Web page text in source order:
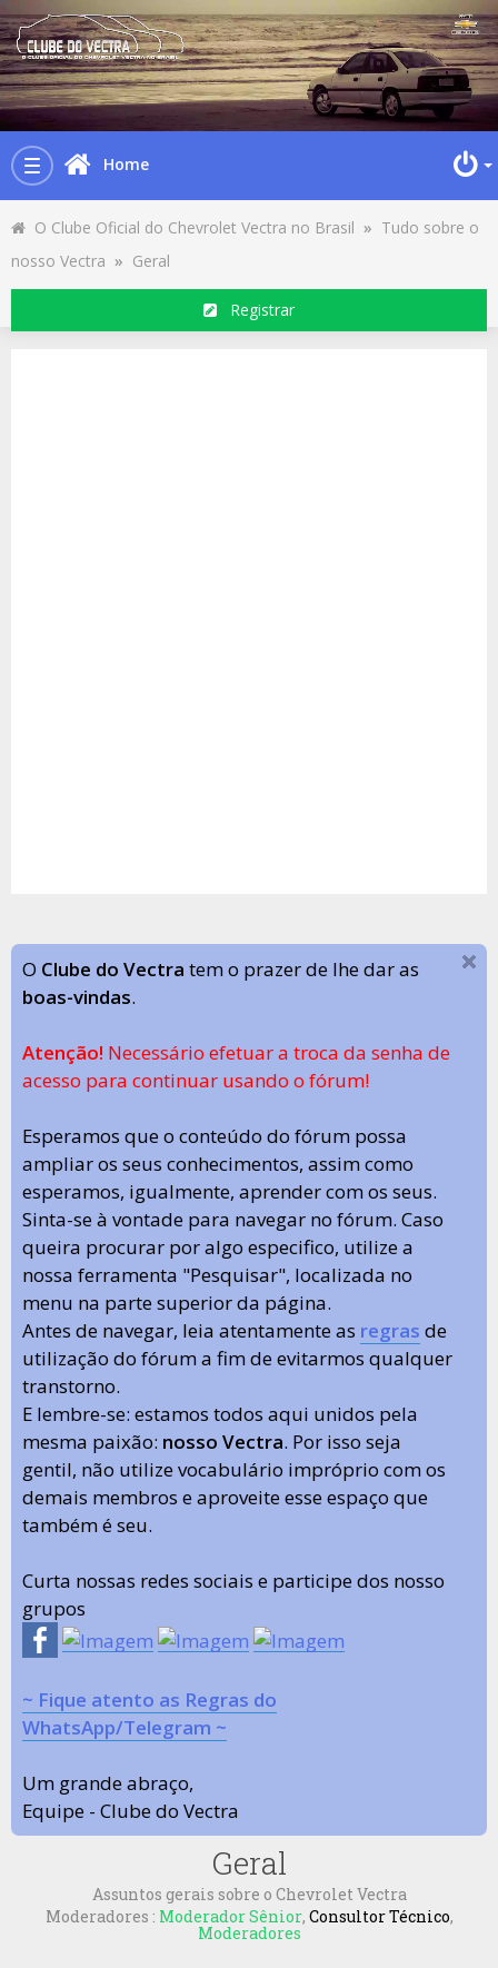
Toggle
navigation
Home
O Clube Oficial do Chevrolet Vectra no Brasil » Tudo sobre o
nosso Vectra » Geral
Registrar
O Clube do Vectra tem o prazer de lhe dar as
boas-vindas.
Atenção! Necessário efetuar a troca da senha de
acesso para continuar usando o fórum!
Esperamos que o conteúdo do fórum possa
ampliar os seus conhecimentos, assim como
esperamos, igualmente, aprender com os seus.
Sinta-se à vontade para navegar no fórum. Caso
queira procurar por algo especifico, utilize a
nossa ferramenta "Pesquisar", localizada no
menu na parte superior da página.
Antes de navegar, leia atentamente as regras de
utilização do fórum a fim de evitarmos qualquer
transtorno.
E lembre-se: estamos todos aqui unidos pela
mesma paixão: nosso Vectra. Por isso seja
gentil, não utilize vocabulário impróprio com os
demais membros e aproveite esse espaço que
também é seu.
Curta nossas redes sociais e participe dos nosso
grupos
~ Fique atento as Regras do
WhatsApp/Telegram ~
Um grande abraço,
Equipe - Clube do Vectra
Geral
Assuntos gerais sobre o Chevrolet Vectra
Moderadores : Moderador Sênior, Consultor Técnico,
Moderadores